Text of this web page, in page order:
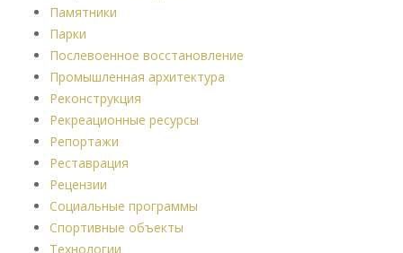
Памятники
Парки
Послевоенное восстановление
Промышленная архитектура
Реконструкция
Рекреационные ресурсы
Репортажи
Реставрация
Рецензии
Социальные программы
Спортивные объекты
Технологии